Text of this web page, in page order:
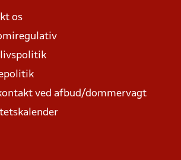
os
ved afbud/dommervagt